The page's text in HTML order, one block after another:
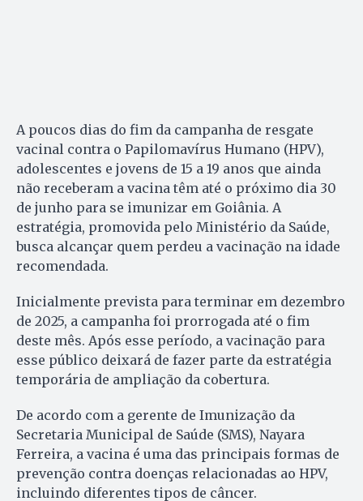
A poucos dias do fim da campanha de resgate
vacinal contra o Papilomavírus Humano (HPV),
adolescentes e jovens de 15 a 19 anos que ainda
não receberam a vacina têm até o próximo dia 30
de junho para se imunizar em Goiânia. A
estratégia, promovida pelo Ministério da Saúde,
busca alcançar quem perdeu a vacinação na idade
recomendada.
Inicialmente prevista para terminar em dezembro
de 2025, a campanha foi prorrogada até o fim
deste mês. Após esse período, a vacinação para
esse público deixará de fazer parte da estratégia
temporária de ampliação da cobertura.
De acordo com a gerente de Imunização da
Secretaria Municipal de Saúde (SMS), Nayara
Ferreira, a vacina é uma das principais formas de
prevenção contra doenças relacionadas ao HPV,
incluindo diferentes tipos de câncer.